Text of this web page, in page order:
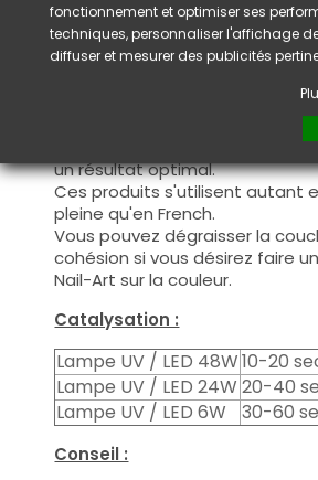
Cette couleur s'applique avec
manière fine, sur la base (il
nécessaire de dégraisser la
cohésion) ou sur la
Ce produit s'applique en deux
fermez le bord libre à la
appliquez la deuxième couche
un résultat optimal.
Ces produits s'utilisent autant
pleine qu'en French.
Vous pouvez dégraisser la
cohésion si vous désirez faire
Nail-Art sur la couleur.
Catalysation :
Lampe UV / LED 48W10-20
Lampe UV / LED 24W 20-40
Lampe UV / LED 6W
30-60
Conseil :
fonctionnement et optimiser ses
techniques, personnaliser l'affichage
diffuser et mesurer des publicités